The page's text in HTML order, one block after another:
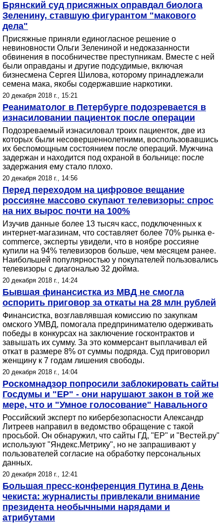
Брянский суд присяжных оправдал биолога
Зеленину, ставшую фигурантом "макового
дела"
Присяжные приняли единогласное решение о
невиновности Ольги Зелениной и недоказанности
обвинения в пособничестве преступникам. Вместе с ней
были оправданы и другие подсудимые, включая
бизнесмена Сергея Шилова, которому принадлежали
семена мака, якобы содержавшие наркотики.
20 декабря 2018 г., 15:21
Реаниматолог в Петербурге подозревается в
изнасиловании пациенток после операции
Подозреваемый изнасиловал троих пациенток, две из
которых были несовершеннолетними, воспользовавшись
их беспомощным состоянием после операций. Мужчина
задержан и находится под охраной в больнице: после
задержания ему стало плохо.
20 декабря 2018 г., 14:56
Перед переходом на цифровое вещание
россияне массово скупают телевизоры: спрос
на них вырос почти на 100%
Изучив данные более 13 тысяч касс, подключенных к
интернет-магазинам, что составляет более 70% рынка e-
commerce, эксперты увидели, что в ноябре россияне
купили на 94% телевизоров больше, чем месяцем ранее.
Наибольшей популярностью у покупателей пользовались
телевизоры с диагональю 32 дюйма.
20 декабря 2018 г., 14:24
Бывшая финансистка из МВД не смогла
оспорить приговор за откаты на 28 млн рублей
Финансистка, возглавлявшая комиссию по закупкам
омского УМВД, помогала предпринимателю одерживать
победы в конкурсах на заключение госконтрактов и
завышать их сумму. За это коммерсант выплачивал ей
откат в размере 8% от суммы подряда. Суд приговорил
женщину к 7 годам лишения свободы.
20 декабря 2018 г., 14:04
Роскомнадзор попросили заблокировать сайты
Госдумы и "ЕР" - они нарушают закон в той же
мере, что и "Умное голосование" Навального
Российский эксперт по кибербезопасности Александр
Литреев направил в ведомство обращение с такой
просьбой. Он обнаружил, что сайты ГД, "ЕР" и "Вестей.ру"
используют "Яндекс.Метрику", но не запрашивают у
пользователей согласие на обработку персональных
данных.
20 декабря 2018 г., 12:41
Большая пресс-конференция Путина в День
чекиста: журналисты привлекали внимание
президента необычными нарядами и
атрибутами